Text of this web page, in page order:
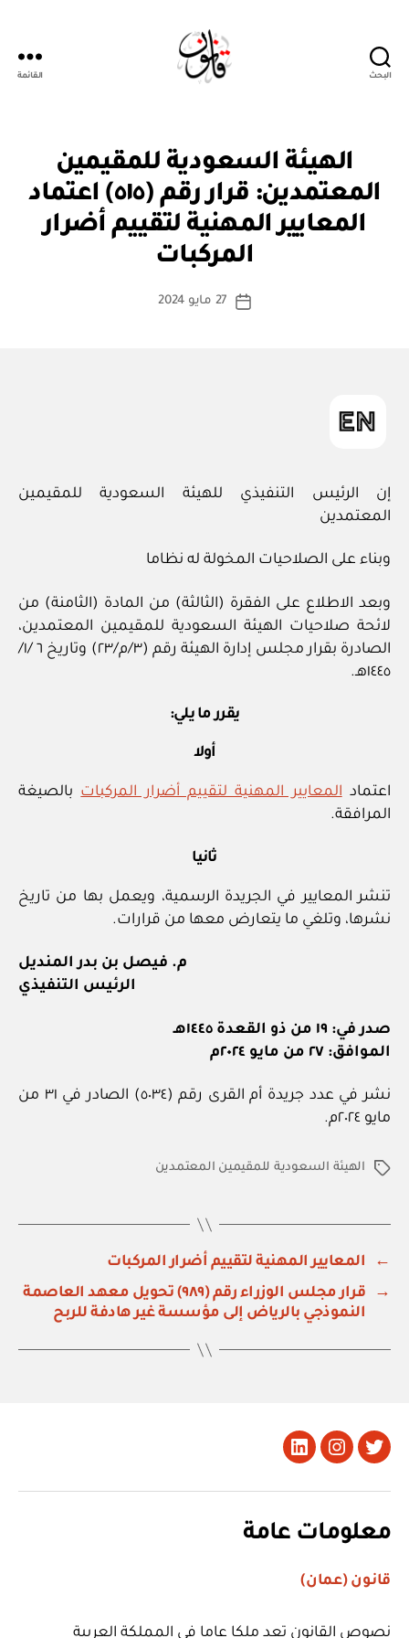
البحث القائمة
التصنيفاتالهيئة السعودية للمقيمين
المعتمدين: قرار رقم (٥١٥) اعتماد
المعايير المهنية لتقييم أضرار
المركبات
كاتب
بو
ا
س
ة
تاريخ
27 مايو 2024
إن الرئيس التنفيذي للهيئة السعودية للمقيمين
المعتمدين
وبناء على الصلاحيات المخولة له نظاما
وبعد الاطلاع على الفقرة (الثالثة) من المادة (الثامنة) من
لائحة صلاحيات الهيئة السعودية للمقيمين المعتمدين،
الصادرة بقرار مجلس إدارة الهيئة رقم (٣/م/٢٣) وتاريخ ٦ /١/
١٤٤٥هـ.
يقرر ما يلي:
أولا
اعتمادالمعايير المهنية لتقييم أضرار المركباتبالصيغة
المرافقة.
ثانيا
تنشر المعايير في الجريدة الرسمية، ويعمل بها من تاريخ
نشرها، وتلغي ما يتعارض معها من قرارات.
م. فيصل بن بدر المنديل
الرئيس التنفيذي
صدر في: ١٩ من ذو القعدة ١٤٤٥هـ
الموافق: ٢٧ من مايو ٢٠٢٤م
نشر في عدد جريدة أم القرى رقم (٥٠٣٤) الصادر في ٣١ من
مايو ٢٠٢٤م.
الوسومالهيئة السعودية للمقيمين المعتمدين
←
المعايير المهنية لتقييم أضرار المركبات
→
قرار مجلس الوزراء رقم (٩٨٩) تحويل معهد العاصمة
النموذجي بالرياض إلى مؤسسة غير هادفة للربح
تويتر Instagram
LinkedIn
معلومات عامة
قانون (عمان)
نصوص القانون تعد ملكا عاما في المملكة العربية